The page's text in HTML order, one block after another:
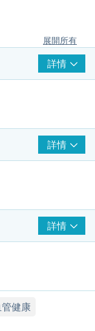
展開所有
詳情
衰老
詳情
及健康網購
即可享本地免
需附加HK$50
詳情
管健康